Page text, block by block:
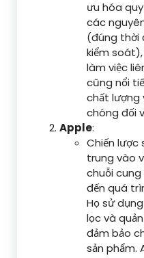
ưu hóa
các
(đúng thời
kiểm
làm việc
cũng nổi
chất lượng
chóng đối
Apple:
Chiến lược
trung vào
chuỗi
đến quá
Họ sử
lọc và
đảm bảo
sản phẩm.